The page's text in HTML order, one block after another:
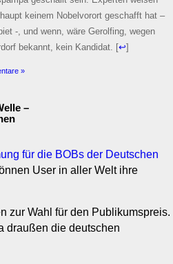
keinem Nobelvorort geschafft hat –
-, und wenn, wäre Gerolfing, wegen
bekannt, kein Kandidat.
↩
»
–
für die BOBs der Deutschen
User in aller Welt ihre
zur Wahl für den Publikumspreis.
draußen die deutschen